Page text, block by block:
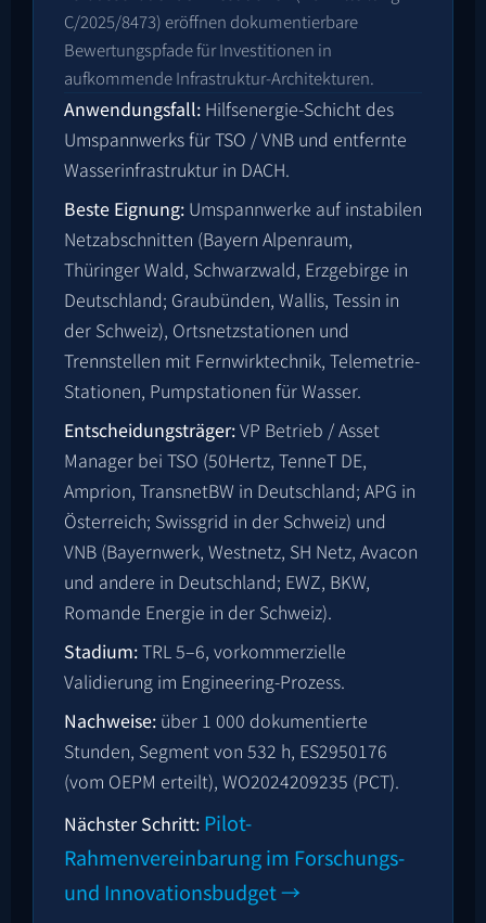
C/2025/8473) eröffnen dokumentierbare
Bewertungspfade für Investitionen in
aufkommende Infrastruktur-Architekturen.
Anwendungsfall: Hilfsenergie-Schicht des
Umspannwerks für TSO / VNB und entfernte
Wasserinfrastruktur in DACH.
Beste Eignung: Umspannwerke auf instabilen
Netzabschnitten (Bayern Alpenraum,
Thüringer Wald, Schwarzwald, Erzgebirge in
Deutschland; Graubünden, Wallis, Tessin in
der Schweiz), Ortsnetzstationen und
Trennstellen mit Fernwirktechnik, Telemetrie-
Stationen, Pumpstationen für Wasser.
Entscheidungsträger:VP Betrieb / Asset
Manager bei TSO (50Hertz, TenneT DE,
Amprion, TransnetBW in Deutschland; APG in
Österreich; Swissgrid in der Schweiz) und
VNB (Bayernwerk, Westnetz, SH Netz, Avacon
und andere in Deutschland; EWZ, BKW,
Romande Energie in der Schweiz).
Stadium:TRL 5–6, vorkommerzielle
Validierung im Engineering-Prozess.
Nachweise: über 1 000 dokumentierte
Stunden, Segment von 532 h, ES2950176
(vom OEPM erteilt), WO2024209235 (PCT).
Nächster Schritt: Pilot-
Rahmenvereinbarung im Forschungs-
und Innovationsbudget →